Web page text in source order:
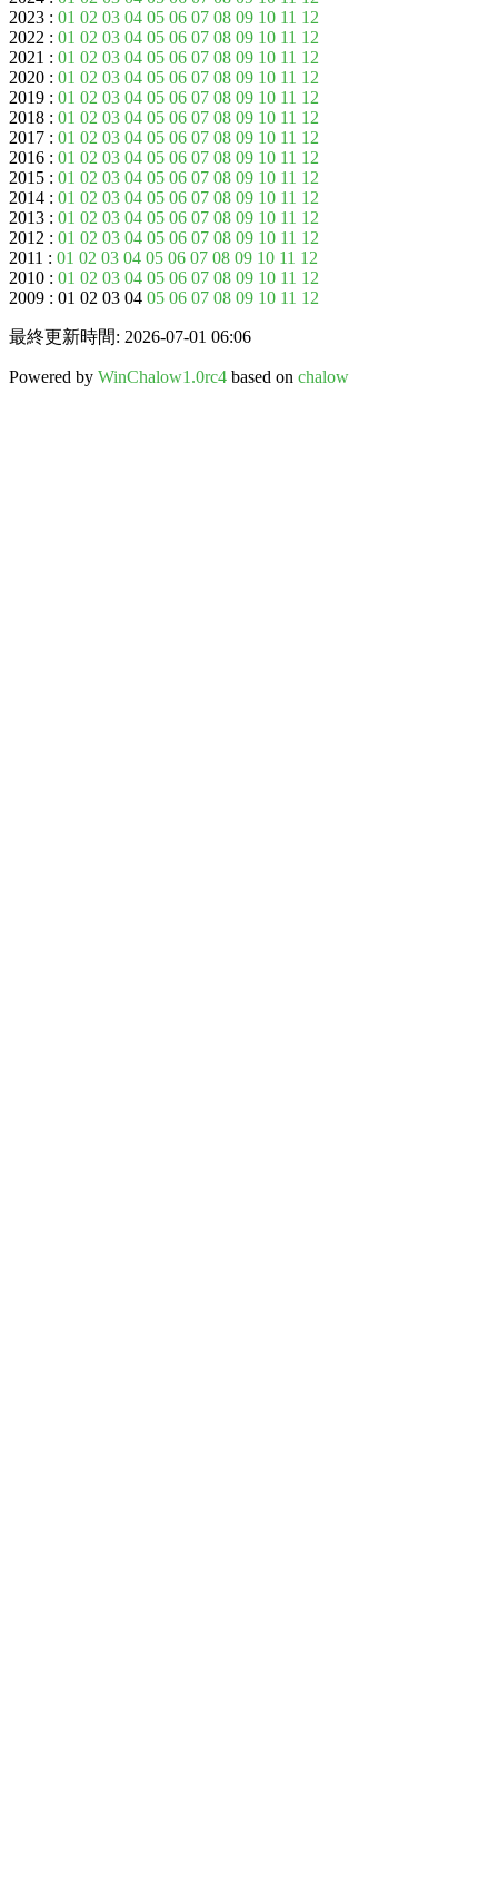
2023 : 01 02 03 04 05 06 07 08 09 10 11 12
2022 : 01 02 03 04 05 06 07 08 09 10 11 12
2021 : 01 02 03 04 05 06 07 08 09 10 11 12
2020 : 01 02 03 04 05 06 07 08 09 10 11 12
2019 : 01 02 03 04 05 06 07 08 09 10 11 12
2018 : 01 02 03 04 05 06 07 08 09 10 11 12
2017 : 01 02 03 04 05 06 07 08 09 10 11 12
2016 : 01 02 03 04 05 06 07 08 09 10 11 12
2015 : 01 02 03 04 05 06 07 08 09 10 11 12
2014 : 01 02 03 04 05 06 07 08 09 10 11 12
2013 : 01 02 03 04 05 06 07 08 09 10 11 12
2012 : 01 02 03 04 05 06 07 08 09 10 11 12
2011 : 01 02 03 04 05 06 07 08 09 10 11 12
2010 : 01 02 03 04 05 06 07 08 09 10 11 12
2009 : 01 02 03 04 05 06 07 08 09 10 11 12
最終更新時間: 2026-07-01 06:06
Powered by WinChalow1.0rc4 based on chalow